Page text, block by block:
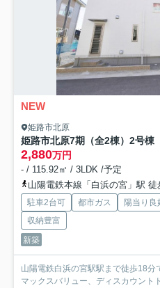
NEW
姫路市北原
姫路市北原7期（全2棟）2号棟
2,880万円
- / 115.92㎡ / 3LDK /予定
山陽電鉄本線「白浜の宮」駅 徒
駐車2台可 都市ガス 陽当り良
収納豊富
新築
山陽電鉄白浜の宮駅駅まで徒歩18分
マックスバリュー、ディスカウント